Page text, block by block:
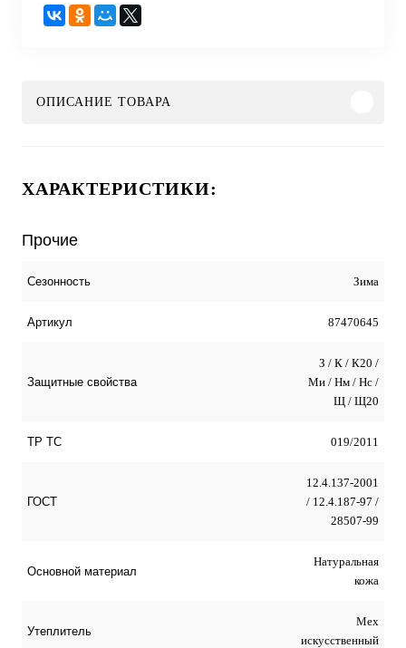
ОПИСАНИЕ ТОВАРА
ХАРАКТЕРИСТИКИ:
Прочие
Сезонность Зима
Артикул 87470645
Защитные свойства
З / К / К20 /
Ми / Нм / Нс /
Щ / Щ20
ТР ТС 019/2011
ГОСТ
12.4.137-2001
/ 12.4.187-97 /
28507-99
Оcновной материал
Натуральная
кожа
Утеплитель
Мех
искусственный